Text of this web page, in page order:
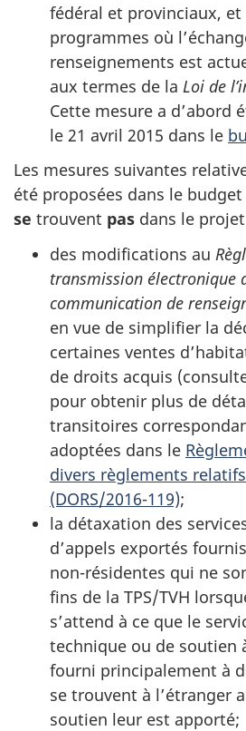
fédéral et provinciaux,
programmes où
renseignements est
aux termes de la Loi de
Cette mesure a d’abord
le 21 avril 2015 dans le
Les mesures suivantes
été proposées dans le budget
se trouvent pas dans le
des modifications au
transmission électronique
communication de
en vue de simplifier la
certaines ventes
de droits acquis
pour obtenir plus de
transitoires
adoptées dans le
divers règlements relatifs
(DORS/2016-119);
la détaxation des
d’appels exportés
non-résidentes qui ne
fins de la TPS/TVH
s’attend à ce que le
technique ou de soutien
fourni principalement à
se trouvent à l’étranger
soutien leur est apporté;